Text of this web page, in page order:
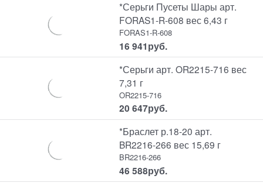
*Серьги Пусеты Шары арт.
FORAS1-R-608 вес 6,43 г
FORAS1-R-608
16 941руб.
*Серьги арт. OR2215-716 вес
7,31 г
OR2215-716
20 647руб.
*Браслет р.18-20 арт.
BR2216-266 вес 15,69 г
BR2216-266
46 588руб.